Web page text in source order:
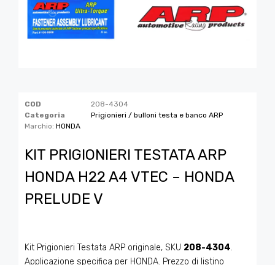
COD
208-4304
Categoria
Prigionieri / bulloni testa e banco ARP
Marchio: HONDA
KIT PRIGIONIERI TESTATA ARP
HONDA H22 A4 VTEC – HONDA
PRELUDE V
Kit Prigionieri Testata ARP originale, SKU 208-4304.
Applicazione specifica per HONDA. Prezzo di listino